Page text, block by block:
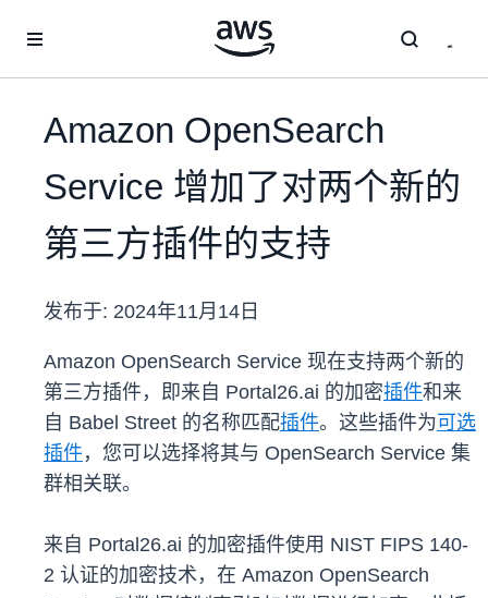
Amazon OpenSearch
Service 增加了对两个新的
第三方插件的支持
发布于: 2024年11月14日
Amazon OpenSearch Service 现在支持两个新的
第三方插件，即来自 Portal26.ai 的加密插件和来
自 Babel Street 的名称匹配插件。这些插件为可选
插件，您可以选择将其与 OpenSearch Service 集
群相关联。
来自 Portal26.ai 的加密插件使用 NIST FIPS 140-
2 认证的加密技术，在 Amazon OpenSearch